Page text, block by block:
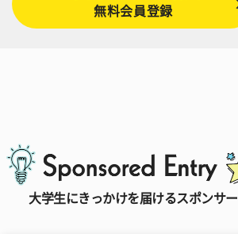
無料会員登録
大学生にきっかけを届けるスポンサー